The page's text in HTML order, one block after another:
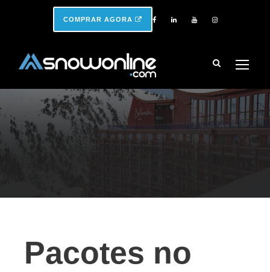
COMPRAR AGORA
Pacotes no